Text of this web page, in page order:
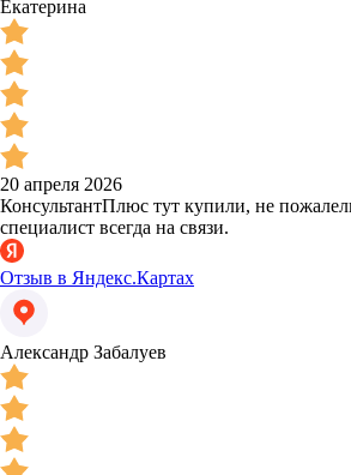
Екатерина
20 апреля 2026
КонсультантПлюс тут купили, не
специалист всегда на связи.
Отзыв в Яндекс.Картах
Александр Забалуев